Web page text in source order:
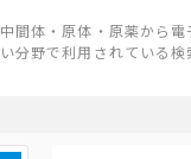
間体・原体・原薬から電
分野で利用されている検